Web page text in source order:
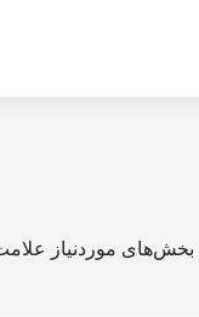
بخش‌های موردنیاز